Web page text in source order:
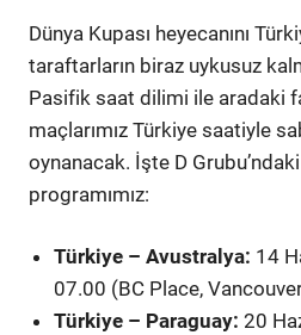
Dünya Kupası heyecanını
taraftarların biraz uykusuz
Pasifik saat dilimi ile aradaki
maçlarımız Türkiye saatiyle
oynanacak. İşte D
programımız:
Türkiye – Avustralya: 14
07.00 (BC Place,
Türkiye – Paraguay: 20